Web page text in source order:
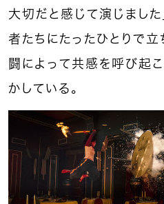
大切だと感じて演じまし
者たちにたったひとりで
闘によって共感を呼び起
かしている。